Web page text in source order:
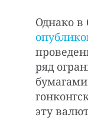
Однако в
ряд
эту